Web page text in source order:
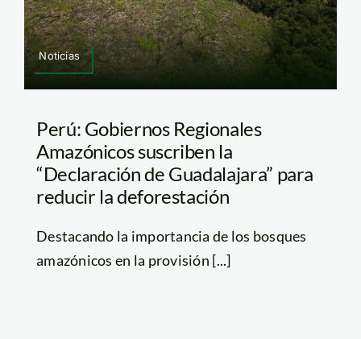
Noticias
Perú: Gobiernos Regionales
Amazónicos suscriben la
“Declaración de Guadalajara” para
reducir la deforestación
Destacando la importancia de los bosques
amazónicos en la provisión [...]